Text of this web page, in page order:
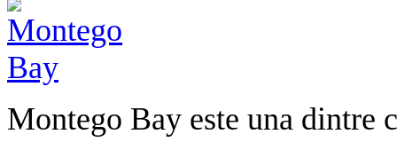
Montego Bay este una dintre